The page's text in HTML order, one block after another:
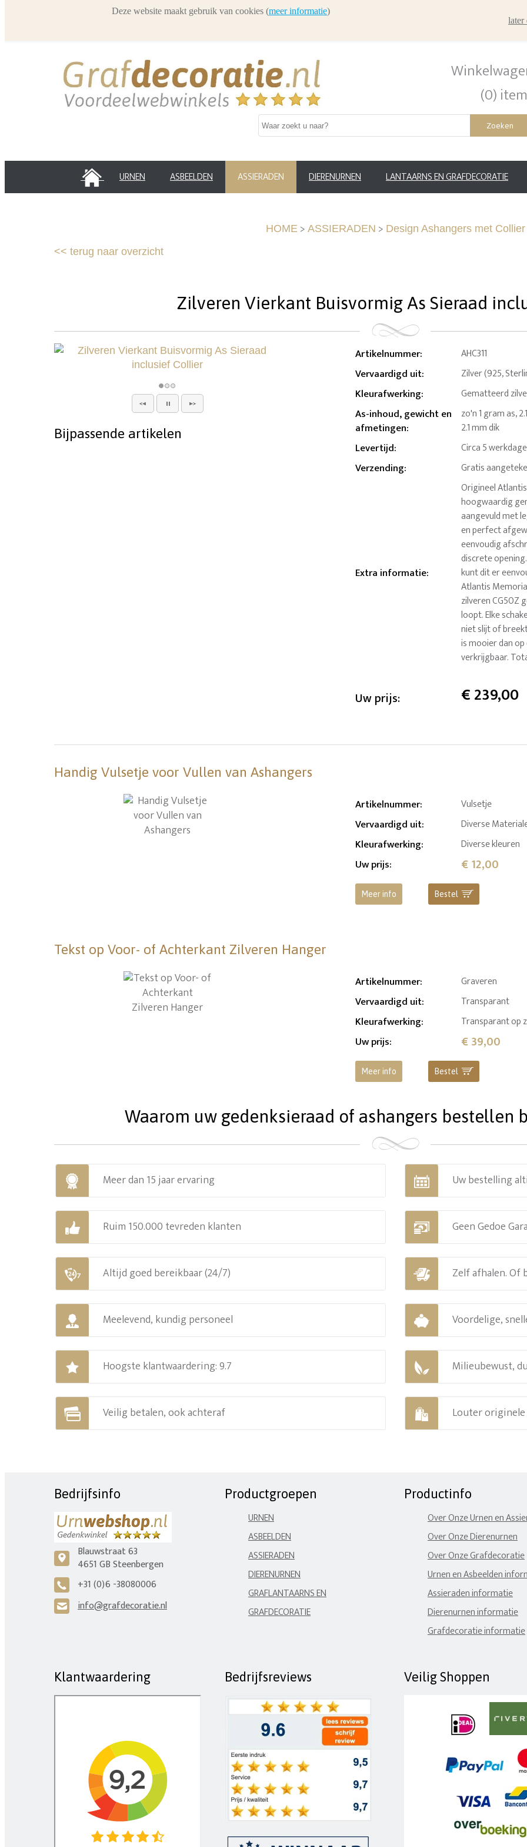
(0)
Zoeken
HOME URNEN ASBEELDEN ASSIERADEN DIERENURNEN LANTAARNS EN GRAFDECORATIE
HOME > ASSIERADEN > Design Ashangers met Collier
<< terug naar overzicht
Zilveren Vierkant Buisvormig As Sieraad
Artikelnummer: AHC311
Vervaardigd uit: Zilver (925,
Kleurafwerking: Gematteerd
As-inhoud, gewicht en
afmetingen:
zo'n 1 gram as,
2.1 mm dik
Levertijd: Circa 5
Verzending: Gratis
Extra informatie:
Origineel
hoogwaardig
aangevuld met
en perfect
eenvoudig
discrete
kunt dit er
Atlantis
zilveren CG50Z
loopt. Elke
niet slijt of
is mooier dan
verkrijgbaar.
Uw prijs: €239,00
Bijpassende artikelen
Handig Vulsetje voor Vullen van Ashangers
Artikelnummer: Vulsetje
Vervaardigd uit: Diverse
Kleurafwerking: Diverse kleuren
Uw prijs: € 12,00
Meer info Bestel
Tekst op Voor- of Achterkant Zilveren Hanger
Artikelnummer: Graveren
Vervaardigd uit: Transparant
Kleurafwerking: Transparant op
Uw prijs: € 39,00
Meer info Bestel
Waarom uw gedenksieraad of ashangers bestellen
Meer dan 15 jaar ervaring Uw bestelling
Ruim 150.000 tevreden klanten Geen Gedoe
Altijd goed bereikbaar (24/7) Zelf afhalen.
Meelevend, kundig personeel Voordelige,
Hoogste klantwaardering: 9.7 Milieubewust,
Veilig betalen, ook achteraf Louter
Bedrijfsinfo
c
Blauwstraat 63
4651 GB Steenbergen
A +31 (0)6 -38080006
H info@grafdecoratie.nl
Productgroepen
URNEN
ASBEELDEN
ASSIERADEN
DIERENURNEN
GRAFLANTAARNS EN
GRAFDECORATIE
Productinfo
Over Onze Urnen en
Over Onze Dierenurnen
Over Onze Grafdecoratie
Urnen en Asbeelden
Assieraden informatie
Dierenurnen informatie
Grafdecoratie informatie
Klantwaardering Bedrijfsreviews Veilig Shoppen
Deze website maakt gebruik van cookies (meer informatie)
later